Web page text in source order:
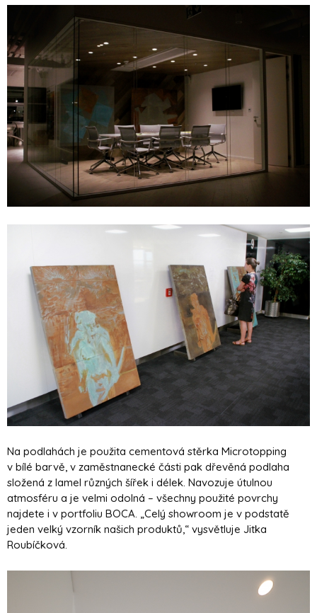
Na podlahách je použita cementová stěrka Microtopping
v bílé barvě, v zaměstnanecké části pak dřevěná podlaha
složená z lamel různých šířek i délek. Navozuje útulnou
atmosféru a je velmi odolná – všechny použité povrchy
najdete i v portfoliu BOCA. „Celý showroom je v podstatě
jeden velký vzorník našich produktů,“ vysvětluje Jitka
Roubíčková.